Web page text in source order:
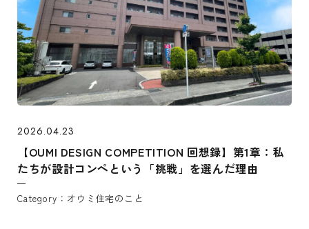
2026.04.23
【OUMI DESIGN COMPETITION 回想録】第1章：私
たちが設計コンペという「挑戦」を選んだ理由
オウミ住宅のこと